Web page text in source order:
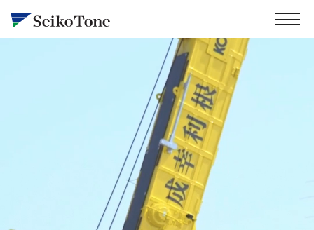
鋼管矢板・鋼管杭圧入